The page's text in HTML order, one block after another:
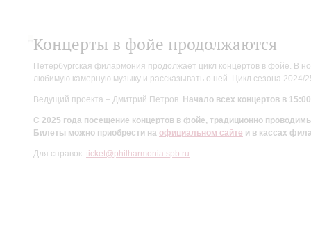
Концерты в фойе продолжаются
Петербургская филармония продолжает цикл концертов в фойе. В
любимую камерную музыку и рассказывать о ней. Цикл сезона
Ведущий проекта – Дмитрий Петров. Начало всех концертов в
С 2025 года посещение концертов в фойе, традиционно
Билеты можно приобрести на официальном сайте и в кассах
Для справок: ticket@philharmonia.spb.ru